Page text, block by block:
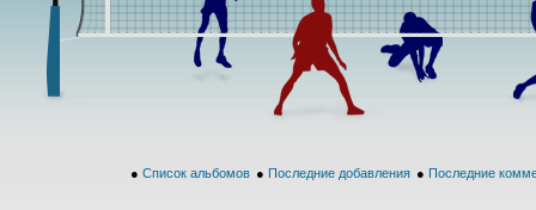
● Список альбомов ● Последние добавления ● Последние